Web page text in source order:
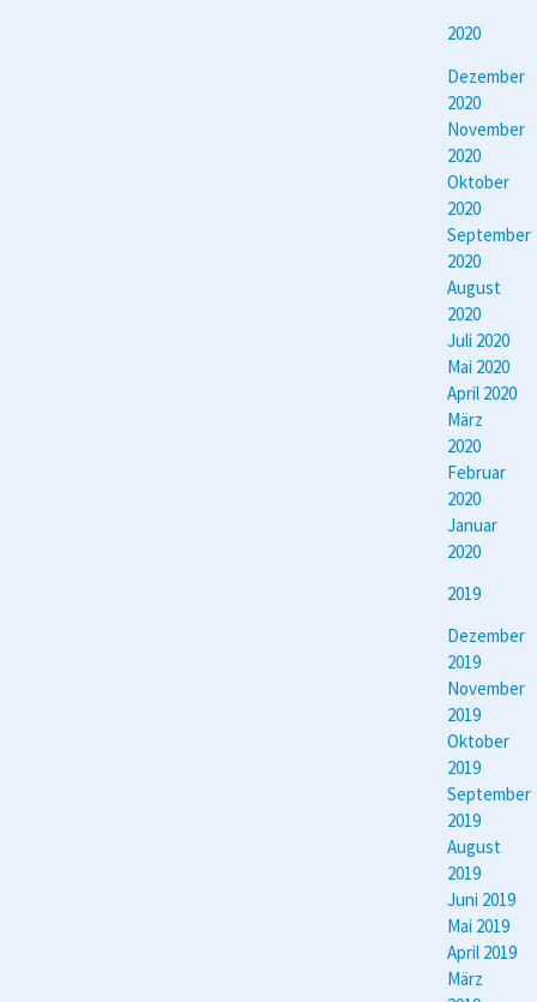
2020
Dezember
2020
November
2020
Oktober
2020
September
2020
August
2020
Juli 2020
Mai 2020
April 2020
März
2020
Februar
2020
Januar
2020
2019
Dezember
2019
November
2019
Oktober
2019
September
2019
August
2019
Juni 2019
Mai 2019
April 2019
März